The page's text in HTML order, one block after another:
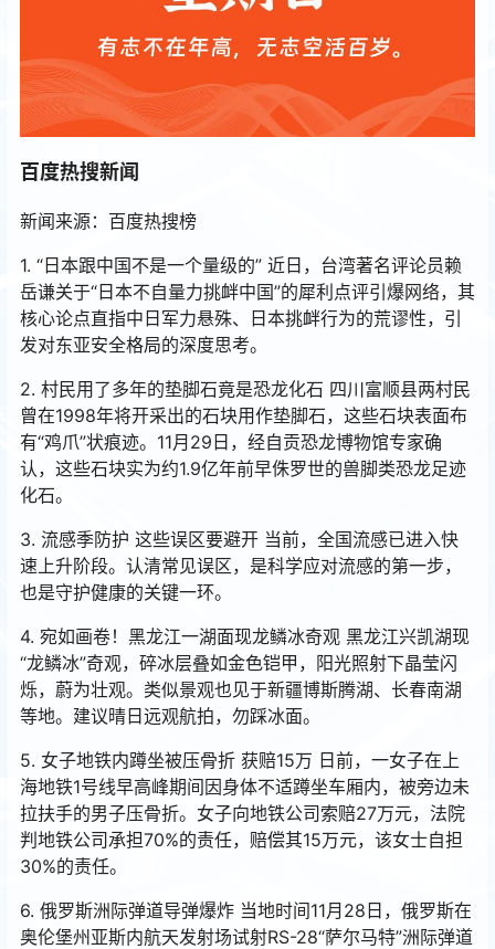
百度热搜新闻
新闻来源：百度热搜榜
1. “日本跟中国不是一个量级的” 近日，台湾著名评论员赖
岳谦关于“日本不自量力挑衅中国”的犀利点评引爆网络，其
核心论点直指中日军力悬殊、日本挑衅行为的荒谬性，引
发对东亚安全格局的深度思考。
2. 村民用了多年的垫脚石竟是恐龙化石 四川富顺县两村民
曾在1998年将开采出的石块用作垫脚石，这些石块表面布
有“鸡爪”状痕迹。11月29日，经自贡恐龙博物馆专家确
认，这些石块实为约1.9亿年前早侏罗世的兽脚类恐龙足迹
化石。
3. 流感季防护 这些误区要避开 当前，全国流感已进入快
速上升阶段。认清常见误区，是科学应对流感的第一步，
也是守护健康的关键一环。
4. 宛如画卷！黑龙江一湖面现龙鳞冰奇观 黑龙江兴凯湖现
“龙鳞冰”奇观，碎冰层叠如金色铠甲，阳光照射下晶莹闪
烁，蔚为壮观。类似景观也见于新疆博斯腾湖、长春南湖
等地。建议晴日远观航拍，勿踩冰面。
5. 女子地铁内蹲坐被压骨折 获赔15万 日前，一女子在上
海地铁1号线早高峰期间因身体不适蹲坐车厢内，被旁边未
拉扶手的男子压骨折。女子向地铁公司索赔27万元，法院
判地铁公司承担70%的责任，赔偿其15万元，该女士自担
30%的责任。
6. 俄罗斯洲际弹道导弹爆炸 当地时间11月28日，俄罗斯在
奥伦堡州亚斯内航天发射场试射RS-28“萨尔马特”洲际弹道